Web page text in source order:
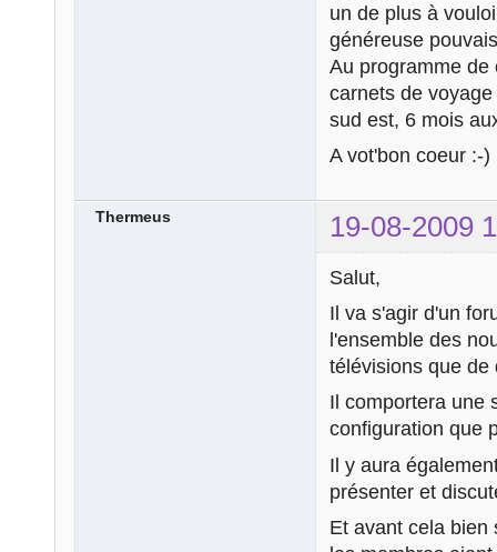
un de plus à
généreuse
Au programme de
carnets de
sud est, 6 mois
A vot'bon coeur :-
Thermeus 19-08-2009
Salut,
Il va s'agir d'un
l'ensemble des
télévisions que de
Il comportera une
configuration que
Il y aura
présenter et
Et avant cela bien